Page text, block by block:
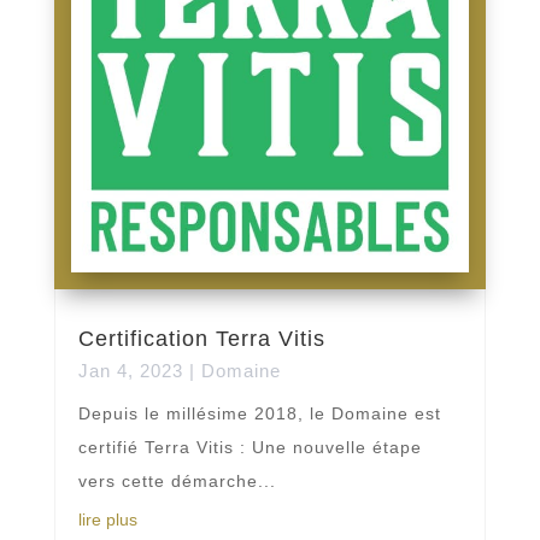
Certification Terra Vitis
Jan 4, 2023 | Domaine
Depuis le millésime 2018, le Domaine est
certifié Terra Vitis : Une nouvelle étape
vers cette démarche...
lire plus